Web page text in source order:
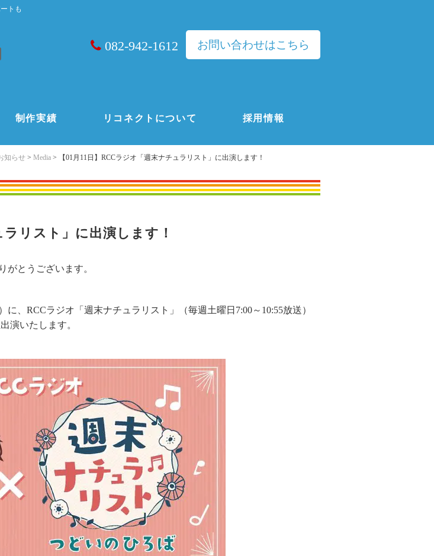
トも
082-942-1612 お問い合わせはこちら
制作実績 リコネクトについて 採用情報
知らせ > Media > 【01月11日】RCCラジオ「週末ナチュラリスト」に出演します！
リスト」に出演します！
がとうございます。
、RCCラジオ「週末ナチュラリスト」（毎週土曜日7:00～10:55放送）
演いたします。